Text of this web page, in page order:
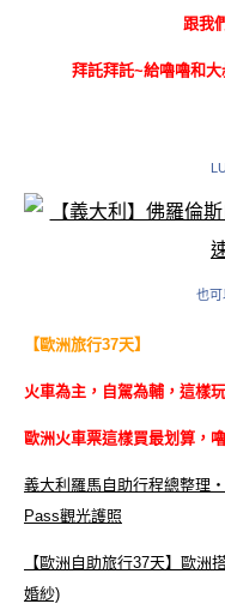
跟我
拜託拜託~給嚕嚕和
也可
【歐洲旅行37天】
火車為主，自駕為輔，這樣
歐洲火車票這樣買最划算，
義大利羅馬自助行程總整
Pass觀光護照
【歐洲自助旅行37天】歐洲
婚紗)